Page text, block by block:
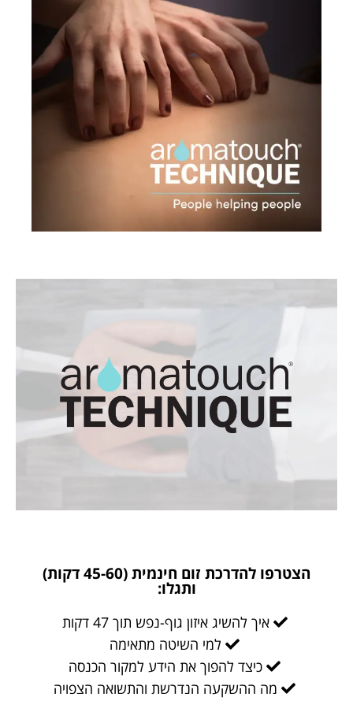
הצטרפו להדרכת זום חינמית (45-60 דקות)
ותגלו:
איך להשיג איזון גוף-נפש תוך 47 דקות
למי השיטה מתאימה
כיצד להפוך את הידע למקור הכנסה
מה ההשקעה הנדרשת והתשואה הצפויה